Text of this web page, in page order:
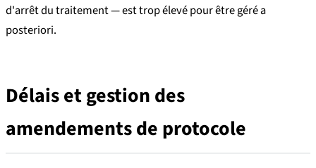
d'arrêt du traitement — est trop élevé pour être géré a
posteriori.
Délais et gestion des
amendements de protocole